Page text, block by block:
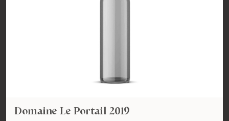
Domaine Le Portail 2019